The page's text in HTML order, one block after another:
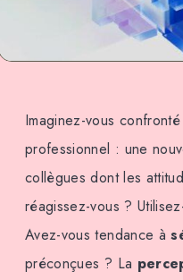
Imaginez-vous
professionnel : une
collègues dont les
réagissez-vous ?
Avez-vous tendance à
préconçues ? La